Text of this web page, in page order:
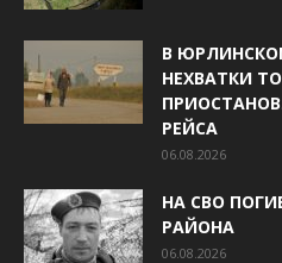
В
НЕХВАТКИ
РЕЙСА
06.08.2026
НА СВО
РАЙОНА
06.08.2026